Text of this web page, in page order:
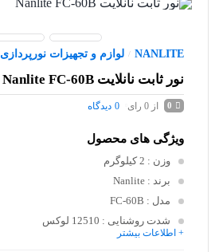
NANLITE
/ لوازم و تجهیزات نورپردازی
نور ثابت نانلایت Nanlite FC-60B
0 از 0 رای 0 دیدگاه
ویژگی های محصول
وزن : 2 کیلوگرم
برند : Nanlite
مدل : FC-60B
شدت روشنایی : 12510 لوکس
CRI
+ اطلاعات بیشتر